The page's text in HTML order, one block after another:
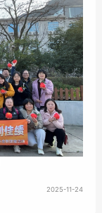
2025-11-24